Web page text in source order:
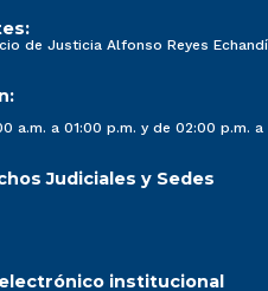
de Justicia Alfonso Reyes
a.m. a 01:00 p.m. y de 02:00 p.m. a
Judiciales y Sedes
institucional